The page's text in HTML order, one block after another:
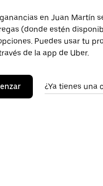
en Juan Martín
(donde estén
Puedes usar tu
de la app de Uber.
¿Ya tienes una